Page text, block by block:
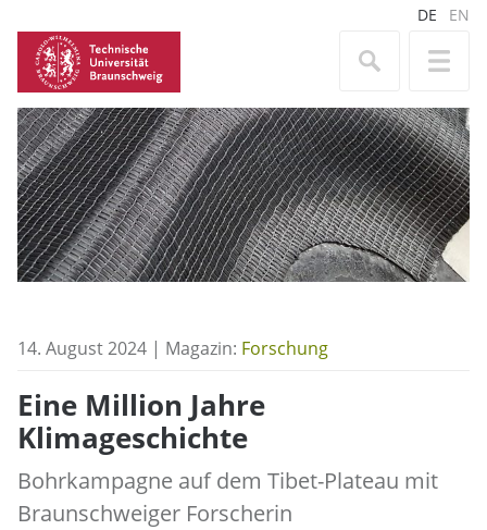
DE EN
14. August 2024 | Magazin: Forschung
Eine Million Jahre
Klimageschichte
Bohrkampagne auf dem Tibet-Plateau mit
Braunschweiger Forscherin